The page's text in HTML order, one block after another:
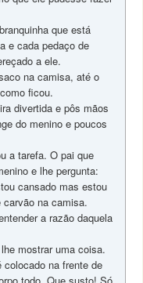
que está
e cada pedaço de
a ele.
na camisa, até o
ficou.
divertida e pôs mãos
do menino e poucos
a tarefa. O pai que
e lhe pergunta:
cansado mas estou
carvão na camisa.
a razão daquela
mostrar uma coisa.
na frente de